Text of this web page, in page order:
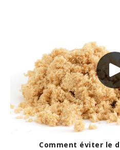
Comment éviter le